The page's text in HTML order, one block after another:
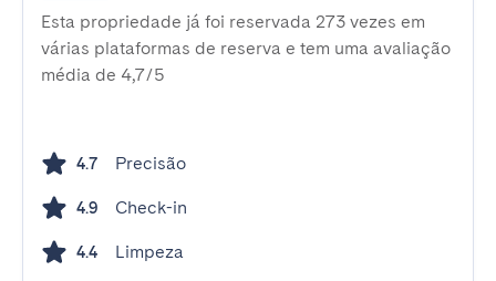
Esta propriedade já foi reservada 273 vezes em
várias plataformas de reserva e tem uma avaliação
média de 4,7/5
4.7 Precisão
4.9 Check-in
4.4 Limpeza